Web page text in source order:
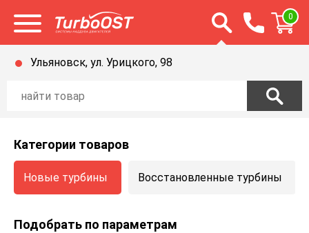
Открыть меню Открыть строку
0
Ульяновск, ул. Урицкого, 98
Категории товаров
Новые турбины Восстановленные турбины
Подобрать по параметрам